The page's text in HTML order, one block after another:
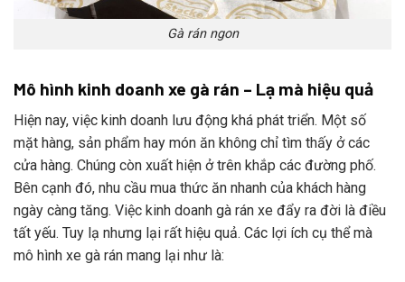
Gà rán ngon
Mô hình kinh doanh xe gà rán – Lạ mà hiệu quả
Hiện nay, việc kinh doanh lưu động khá phát triển. Một số
mặt hàng, sản phẩm hay món ăn không chỉ tìm thấy ở các
cửa hàng. Chúng còn xuất hiện ở trên khắp các đường phố.
Bên cạnh đó, nhu cầu mua thức ăn nhanh của khách hàng
ngày càng tăng. Việc kinh doanh gà rán xe đẩy ra đời là điều
tất yếu. Tuy lạ nhưng lại rất hiệu quả. Các lợi ích cụ thể mà
mô hình xe gà rán mang lại như là: